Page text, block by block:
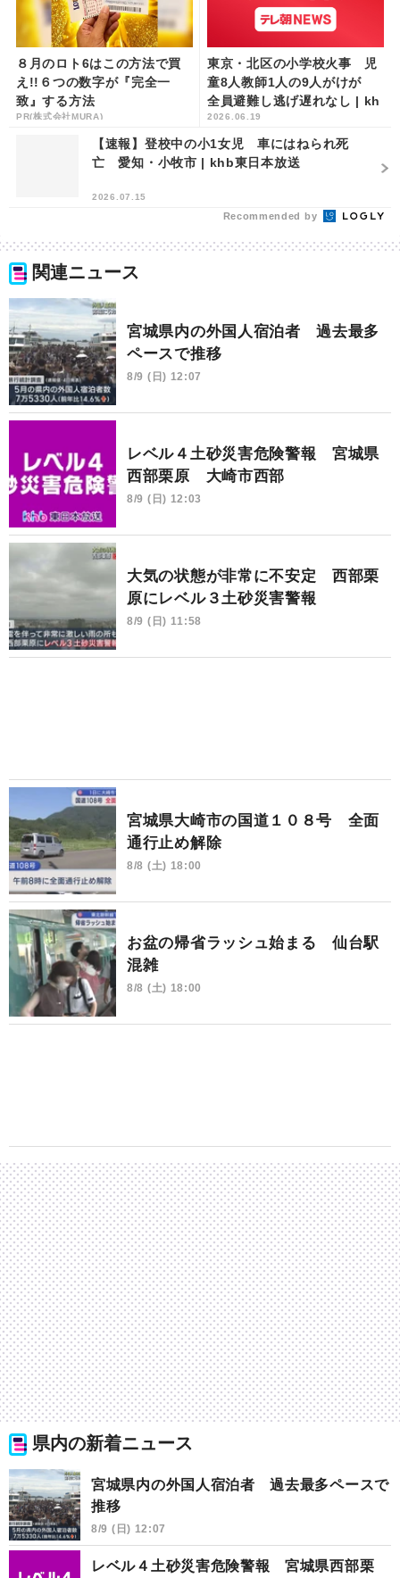
８月のロト6はこの方法で買
え!!６つの数字が『完全一
致』する方法
PR(株式会社MURA)
東京・北区の小学校火事 児
童8人教師1人の9人がけが
全員避難し逃げ遅れなし | kh
b東日本放送
2026.06.19
【速報】登校中の小1女児 車にはねられ死
亡 愛知・小牧市 | khb東日本放送
2026.07.15
Recommended by
関連ニュース
宮城県内の外国人宿泊者 過去最多
ペースで推移
8/9 (日) 12:07
レベル４土砂災害危険警報 宮城県
西部栗原 大崎市西部
8/9 (日) 12:03
大気の状態が非常に不安定 西部栗
原にレベル３土砂災害警報
8/9 (日) 11:58
宮城県大崎市の国道１０８号 全面
通行止め解除
8/8 (土) 18:00
お盆の帰省ラッシュ始まる 仙台駅
混雑
8/8 (土) 18:00
県内の新着ニュース
宮城県内の外国人宿泊者 過去最多ペースで
推移
8/9 (日) 12:07
レベル４土砂災害危険警報 宮城県西部栗